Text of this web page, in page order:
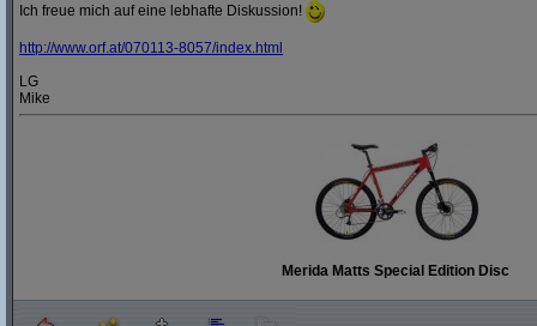
Ich freue mich auf eine lebhafte Diskussion!
http://www.orf.at/070113-8057/index.html
LG
Mike
Merida Matts Special Edition Disc